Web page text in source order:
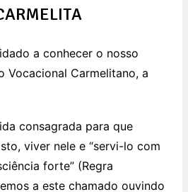
a conhecer o nosso
Vocacional Carmelitano, a
consagrada para que
viver nele e “servi-lo com
forte” (Regra
a este chamado ouvindo